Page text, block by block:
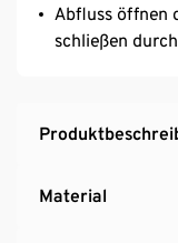
Abfluss öffnen
schließen
Material